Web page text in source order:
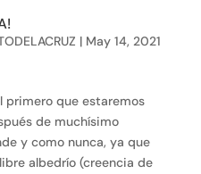
| May 14, 2021
primero que estaremos
de muchísimo
y como nunca, ya que
albedrío (creencia de